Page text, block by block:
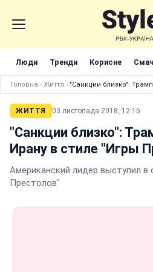
Люди Тренди Корисне
Головна › Життя › "Санкции близко":
ЖИТТЯ 03 листопада 2018, 12:15
"Санкции близко":
Ирану в стиле "Игры
Американский лидер выступил в
Престолов"